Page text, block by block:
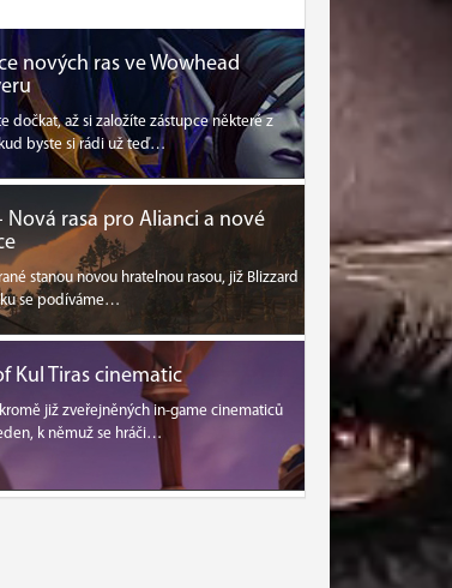
nových ras ve Wowhead
dočkat, až si založíte zástupce některé z
byste si rádi už teď…
Nová rasa pro Alianci a nové
stanou novou hratelnou rasou, již Blizzard
se podíváme…
Kul Tiras cinematic
již zveřejněných in-game cinematiců
k němuž se hráči…